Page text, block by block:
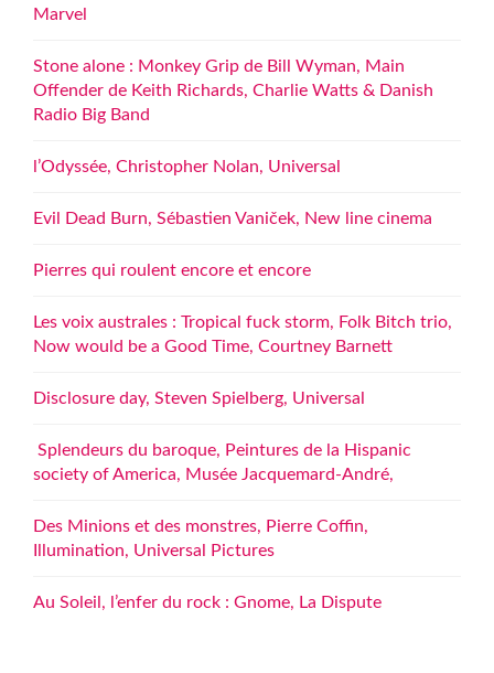
Marvel
Stone alone : Monkey Grip de Bill Wyman, Main
Offender de Keith Richards, Charlie Watts & Danish
Radio Big Band
l’Odyssée, Christopher Nolan, Universal
Evil Dead Burn, Sébastien Vaniček, New line cinema
Pierres qui roulent encore et encore
Les voix australes : Tropical fuck storm, Folk Bitch trio,
Now would be a Good Time, Courtney Barnett
Disclosure day, Steven Spielberg, Universal
Splendeurs du baroque, Peintures de la Hispanic
society of America, Musée Jacquemard-André,
Des Minions et des monstres, Pierre Coffin,
Illumination, Universal Pictures
Au Soleil, l’enfer du rock : Gnome, La Dispute